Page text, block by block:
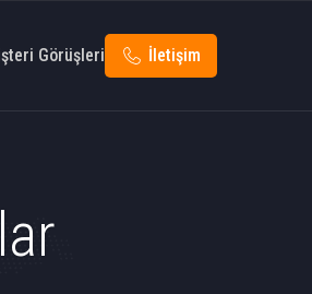
Görüşleri İletişim